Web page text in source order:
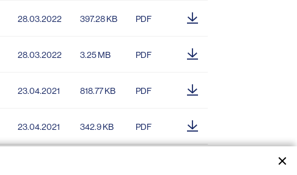
28.03.2022 397.28 KB PDF
28.03.2022 3.25 MB PDF
23.04.2021 818.77 KB PDF
23.04.2021 342.9 KB PDF